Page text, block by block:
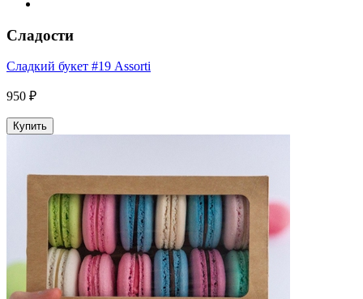
Сладости
Сладкий букет #19 Assorti
950 ₽
Купить